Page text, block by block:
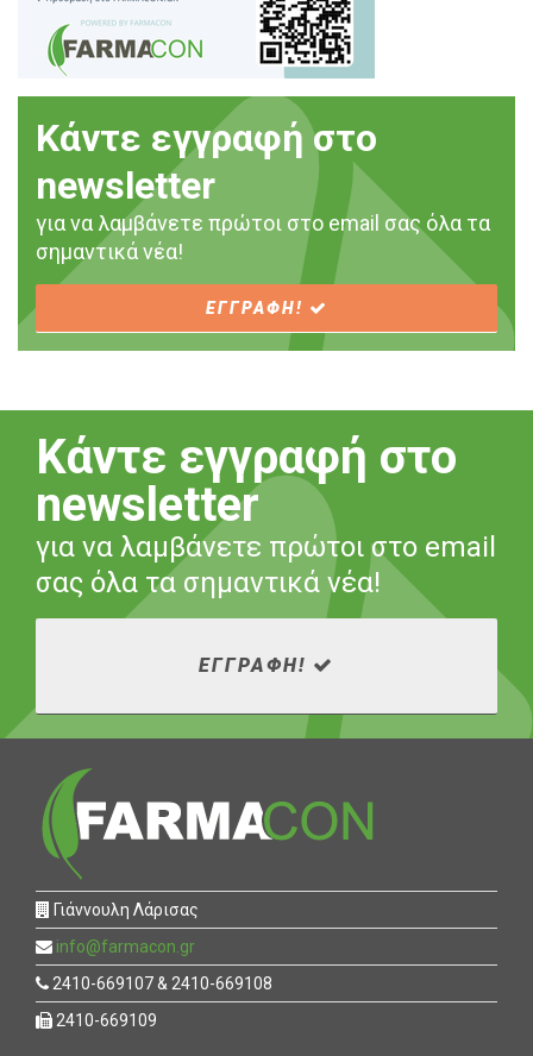
Κάντε εγγραφή στο
newsletter
για να λαμβάνετε πρώτοι στο email σας όλα τα
σημαντικά νέα!
ΕΓΓΡΑΦΗ!
Κάντε εγγραφή στο
newsletter
για να λαμβάνετε πρώτοι στο email
σας όλα τα σημαντικά νέα!
ΕΓΓΡΑΦΗ!
Γιάννουλη Λάρισας
info@farmacon.gr
2410-669107 & 2410-669108
2410-669109